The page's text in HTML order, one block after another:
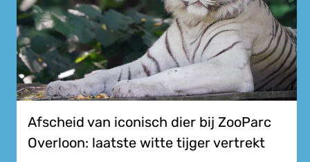
Afscheid van iconisch dier bij ZooParc
Overloon: laatste witte tijger vertrekt